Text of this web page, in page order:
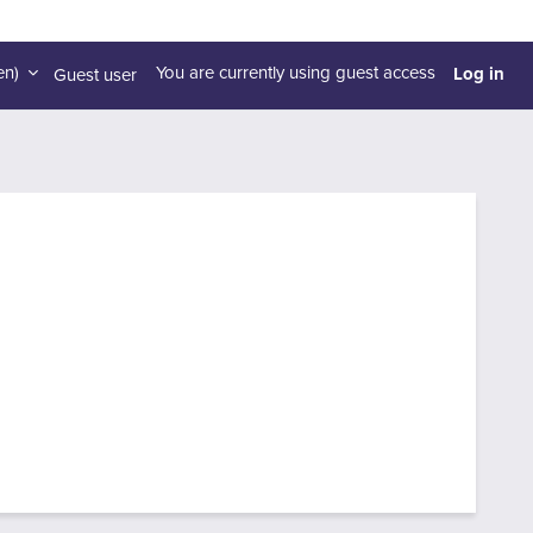
Guest user You are currently using guest access Log in